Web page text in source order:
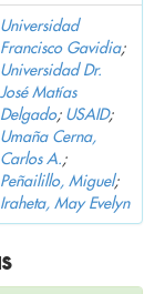
Universidad
Francisco Gavidia;
Universidad Dr.
José Matías
Delgado; USAID;
Umaña Cerna,
Carlos A.;
Peñailillo, Miguel;
Iraheta, May Evelyn